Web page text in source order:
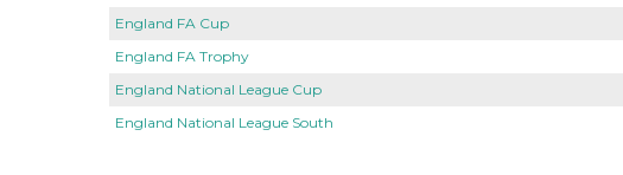
England FA Cup
England FA Trophy
England National League Cup
England National League South